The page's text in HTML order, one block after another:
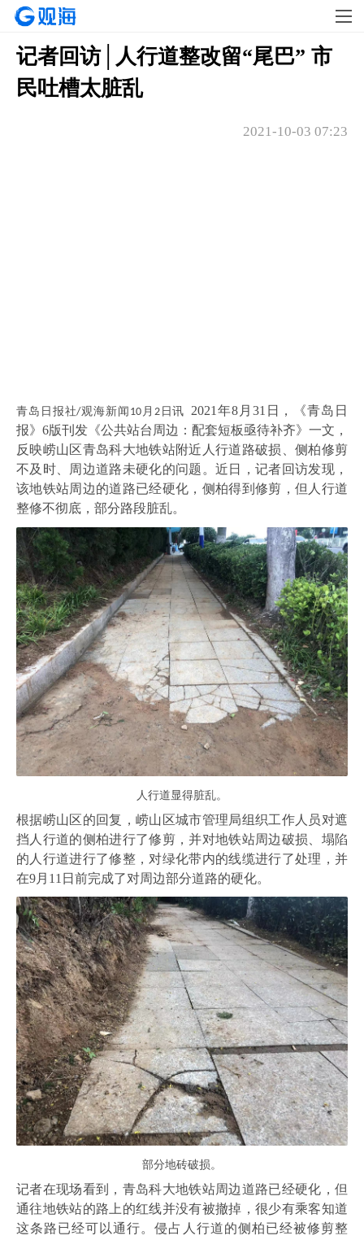
记者回访│人行道整改留“尾巴” 市
民吐槽太脏乱
2021-10-03 07:23
青岛日报社/观海新闻 10月 2日讯 2021 年8月31日，《青岛日
报》6版刊发《公共站台周边：配套短板亟待补齐》一文，
反映崂山区青岛科大地铁站附近人行道路破损、侧柏修剪
不及时、周边道路未硬化的问题。近日，记者回访发现，
该地铁站周边的道路已经硬化，侧柏得到修剪，但人行道
整修不彻底，部分路段脏乱。
人行道显得脏乱。
根据崂山区的回复，崂山区城市管理局组织工作人员对遮
挡人行道的侧柏进行了修剪，并对地铁站周边破损、塌陷
的人行道进行了修整，对绿化带内的线缆进行了处理，并
在9月11日前完成了对周边部分道路的硬化。
部分地砖破损。
记者在现场看到，青岛科大地铁站周边道路已经硬化，但
通往地铁站的路上的红线并没有被撤掉，很少有乘客知道
这条路已经可以通行。侵占人行道的侧柏已经被修剪整